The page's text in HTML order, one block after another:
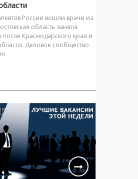
России вошли врачи из
область заняла
после Краснодарского края и
Деловое сообщество